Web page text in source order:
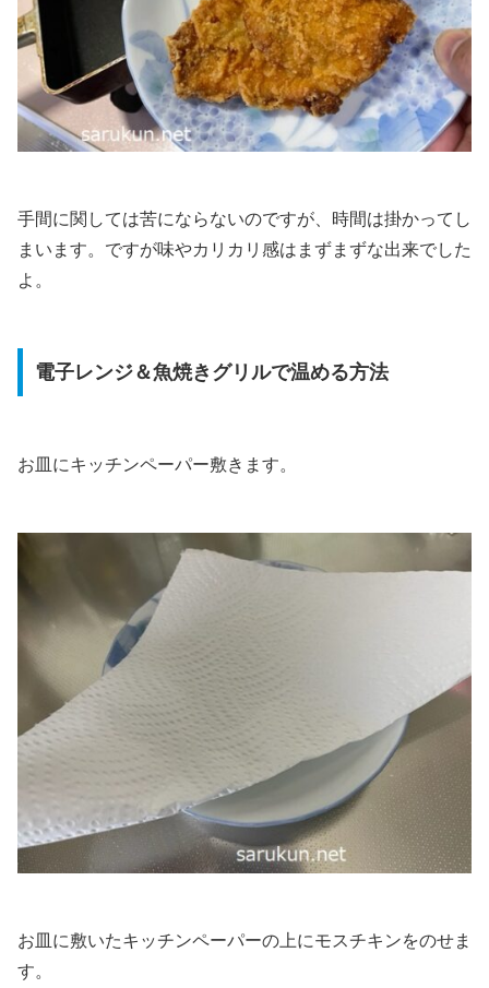
手間に関しては苦にならないのですが、時間は掛かってし
まいます。ですが味やカリカリ感はまずまずな出来でした
よ。
電子レンジ＆魚焼きグリルで温める方法
お皿にキッチンペーパー敷きます。
お皿に敷いたキッチンペーパーの上にモスチキンをのせま
す。